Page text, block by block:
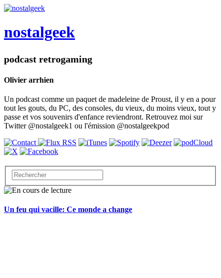
nostalgeek
podcast retrogaming
Olivier arrhien
Un podcast comme un paquet de madeleine de Proust, il y en a pour
tout les gouts, du PC, des consoles, du vieux, du moins vieux, tout y
passe et vos souvenirs d'enfance reviendront. Retrouvez moi sur
Twitter @nostalgeek1 ou l'émission @nostalgeekpod
Un feu qui vacille: Ce monde a change